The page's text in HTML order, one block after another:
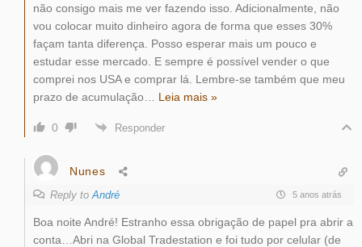
não consigo mais me ver fazendo isso. Adicionalmente, não
vou colocar muito dinheiro agora de forma que esses 30%
façam tanta diferença. Posso esperar mais um pouco e
estudar esse mercado. E sempre é possível vender o que
comprei nos USA e comprar lá. Lembre-se também que meu
prazo de acumulação
Leia mais »
0 Responder
Nunes
Reply to André 5 anos atrás
Boa noite André! Estranho essa obrigação de papel pra abrir a
conta…Abri na Global Tradestation e foi tudo por celular (de